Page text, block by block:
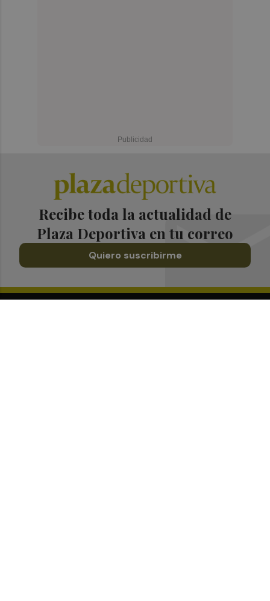
Recibe toda la actualidad de
Plaza Deportiva en tu correo
Quiero suscribirme